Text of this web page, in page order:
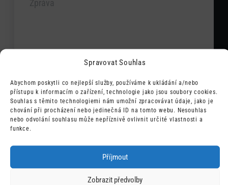
Spravovat Souhlas
Abychom poskytli co nejlepší služby, používáme k ukládání a/nebo
přístupu k informacím o zařízení, technologie jako jsou soubory cookies.
Souhlas s těmito technologiemi nám umožní zpracovávat údaje, jako je
chování při procházení nebo jedinečná ID na tomto webu. Nesouhlas
nebo odvolání souhlasu může nepříznivě ovlivnit určité vlastnosti a
funkce.
Příjmout
Zobrazit předvolby
Odesláním souhlasím s tím, že mé
údaje budou využity pro zpětný
kontakt a vyřízení požadavku.
ODESLAT